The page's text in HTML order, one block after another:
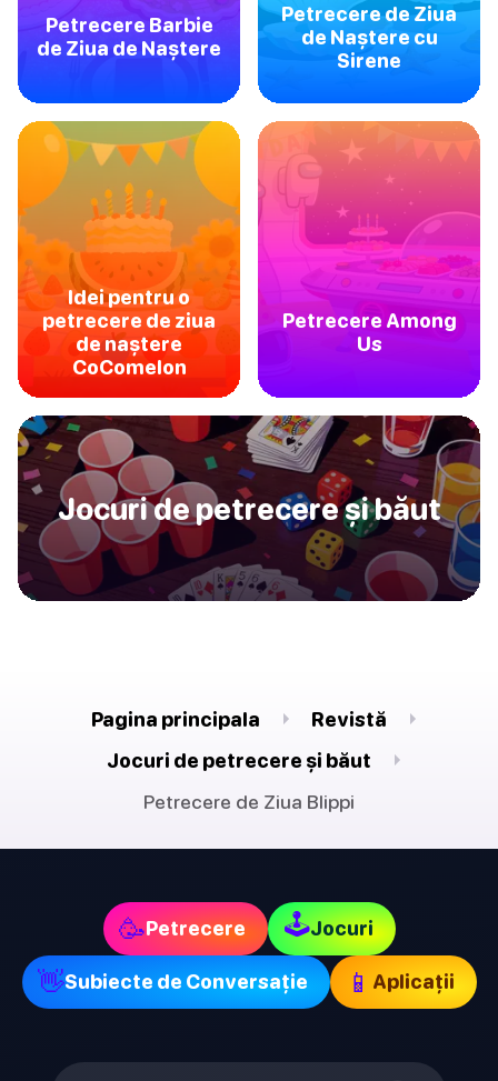
Petrecere Barbie
de Ziua de Naștere
Petrecere de Ziua
de Naștere cu
Sirene
Idei pentru o
petrecere de ziua
de naștere
CoComelon
Petrecere Among
Us
Jocuri de petrecere și băut
Pagina principala
Revistă
Jocuri de petrecere și băut
Petrecere de Ziua Blippi
🥳Petrecere 🕹Jocuri
👋Subiecte de Conversație 📱 Aplicații